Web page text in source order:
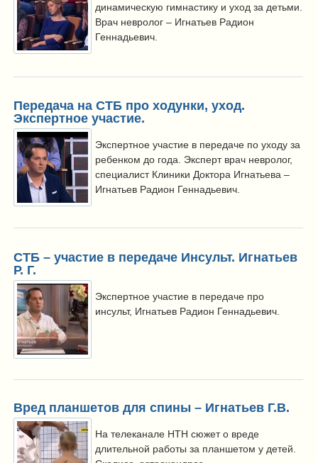
динамическую гимнастику и уход за детьми.
Врач невролог – Игнатьев Радион
Геннадьевич.
Передача на СТБ про ходунки, уход.
Экспертное участие.
Экспертное участие в передаче по уходу за
ребенком до года. Эксперт врач невролог,
специалист Клиники Доктора Игнатьева –
Игнатьев Радион Геннадьевич.
СТБ – участие в передаче Инсульт. Игнатьев
Р. Г.
Экспертное участие в передаче про
инсульт, Игнатьев Радион Геннадьевич.
Вред планшетов для спины – Игнатьев Г.В.
На телеканале НТН сюжет о вреде
длительной работы за планшетом у детей.